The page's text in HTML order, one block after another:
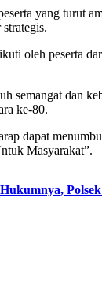
yang turut
oleh peserta
semangat dan
ke-80.
dapat
Masyarakat”.